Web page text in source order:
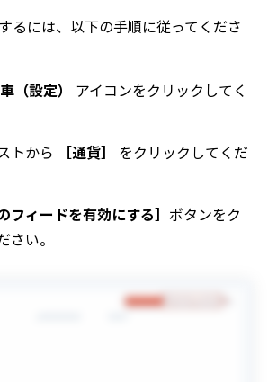
るには、以下の手順に従ってくださ
（設定）
アイコンをクリックしてく
トから
［通貨］
をクリックしてくだ
フィードを有効にする］ ボタンをク
さい。